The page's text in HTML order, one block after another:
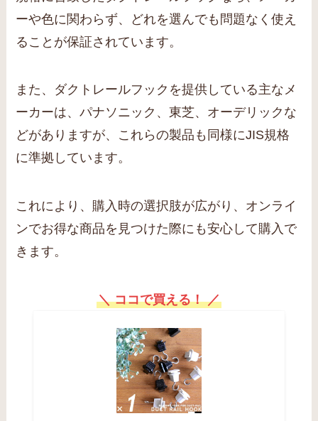
ーや色に関わらず、どれを選んでも問題なく使え
ることが保証されています。
また、ダクトレールフックを提供している主なメ
ーカーは、パナソニック、東芝、オーデリックな
どがありますが、これらの製品も同様にJIS規格
に準拠しています。
これにより、購入時の選択肢が広がり、オンライ
ンでお得な商品を見つけた際にも安心して購入で
きます。
＼ ココで買える！ ／